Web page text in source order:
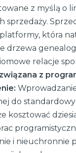
z myślą o
sprzedaży.
która
drzewa
relacje
z
do
kosztować
i nieuchronnie